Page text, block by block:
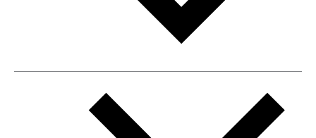
aankoopadvies
verkoopadvies
hypotheek berekenen
maximale hypotheek berekenen